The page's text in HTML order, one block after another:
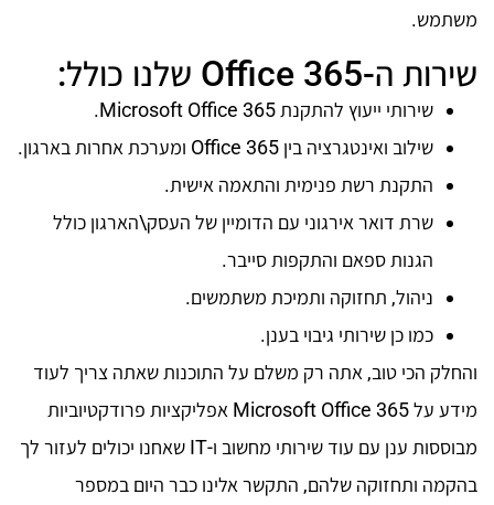
משתמש.
שירות ה-Office 365 שלנו כולל:​
שירותי ייעוץ להתקנת Microsoft Office 365.
שילוב ואינטגרציה בין Office 365 ומערכת אחרות בארגון.
התקנת רשת פנימית והתאמה אישית.
שרת דואר אירגוני עם הדומיין של העסק\הארגון כולל
הגנות ספאם והתקפות סייבר.
ניהול, תחזוקה ותמיכת משתמשים.
כמו כן שירותי גיבוי בענן.
והחלק הכי טוב, אתה רק משלם על התוכנות שאתה צריך לעוד
מידע על Microsoft Office 365 אפליקציות פרודקטיוביות
מבוססות ענן עם עוד שירותי מחשוב ו-IT שאחנו יכולים לעזור לך
בהקמה ותחזוקה שלהם, התקשר אלינו כבר היום במספר